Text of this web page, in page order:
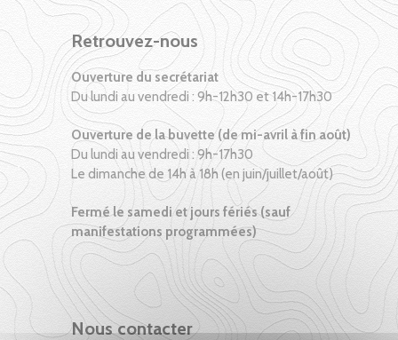
Retrouvez-nous
Ouverture du secrétariat
Du lundi au vendredi : 9h-12h30 et 14h-17h30
Ouverture de la buvette (de mi-avril à fin août)
Du lundi au vendredi : 9h-17h30
Le dimanche de 14h à 18h (en juin/juillet/août)
Fermé le samedi et jours fériés (sauf
manifestations programmées)
Nous contacter